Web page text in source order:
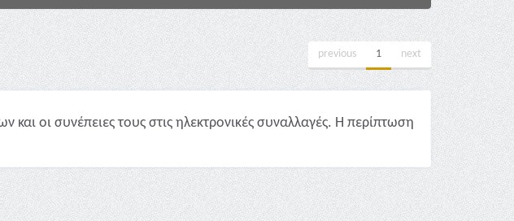
previous 1 next
οι συνέπειες τους στις ηλεκτρονικές συναλλαγές. Η περίπτωση